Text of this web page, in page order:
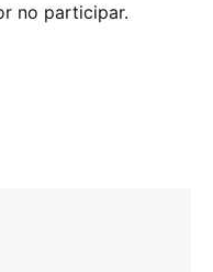
no participar.